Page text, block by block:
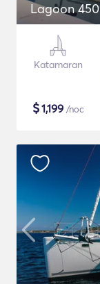
Lagoon 450
Katamaran
$1,199 /noc